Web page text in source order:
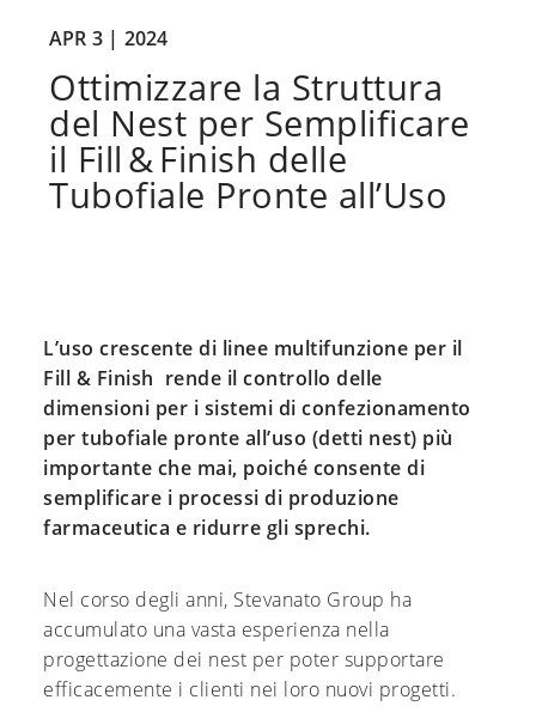
APR 3 | 2024
Ottimizzare la Struttura
del Nest per Semplificare
il Fill & Finish delle
Tubofiale Pronte all’Uso
L’uso crescente di linee multifunzione per il
Fill & Finish rende il controllo delle
dimensioni per i sistemi di confezionamento
per tubofiale pronte all’uso (detti nest) più
importante che mai, poiché consente di
semplificare i processi di produzione
farmaceutica e ridurre gli sprechi.
Nel corso degli anni, Stevanato Group ha
accumulato una vasta esperienza nella
progettazione dei nest per poter supportare
efficacemente i clienti nei loro nuovi progetti.